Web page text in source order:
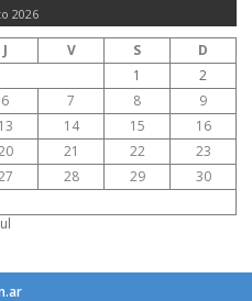
2026
J V S
D
1
2
6 7 8
9
13 14 15
16
21 22
23
28 29
30